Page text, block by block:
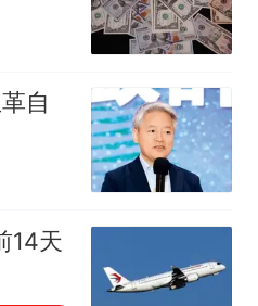
自
14天